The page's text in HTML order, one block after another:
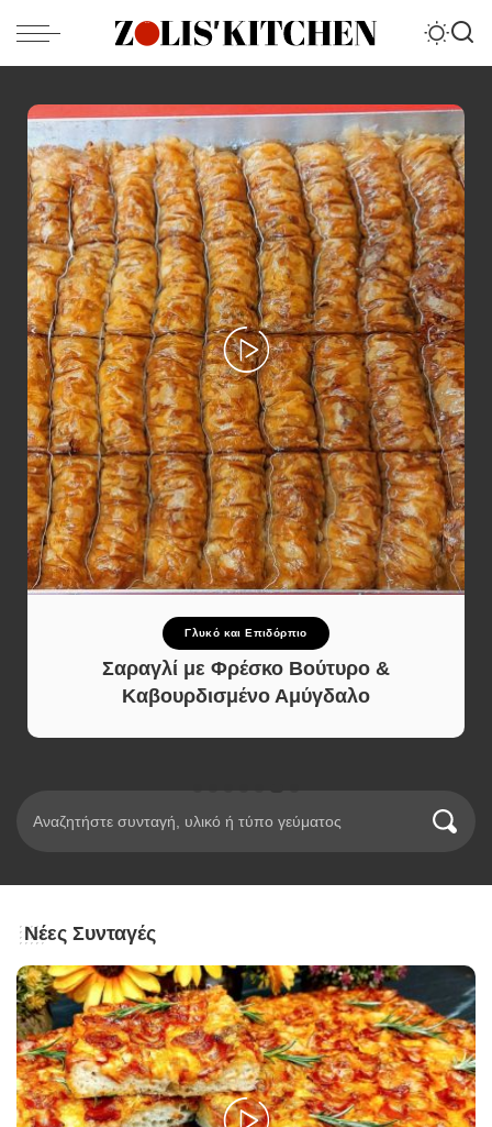
Γλυκό και Επιδόρπιο
Σαραγλί με Φρέσκο Βούτυρο &
Καβουρδισμένο Αμύγδαλο
Νέες Συνταγές